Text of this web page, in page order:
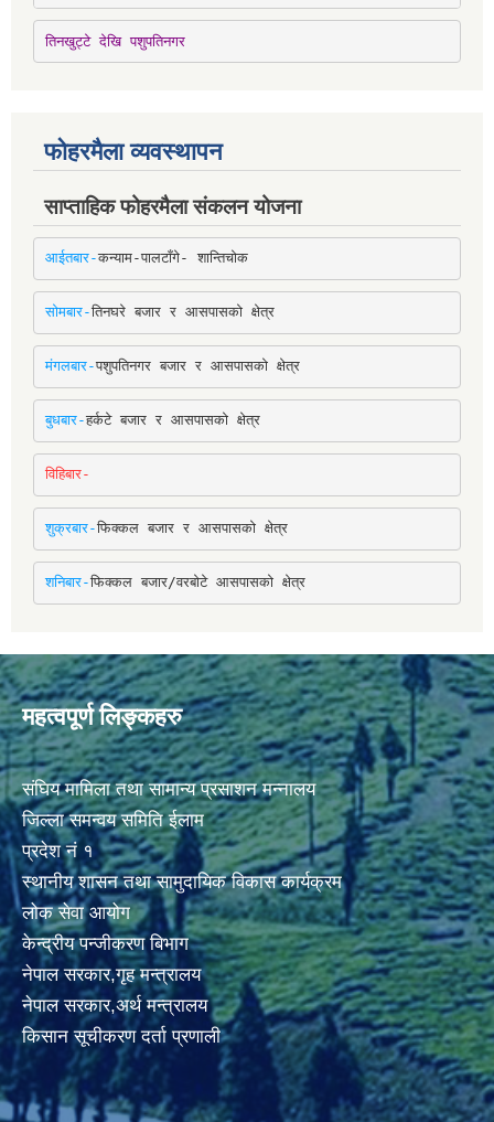
तिनखुट्टे देखि पशुपतिनगर
फोहरमैला व्यवस्थापन
साप्ताहिक फोहरमैला संकलन योजना
आईतबार-कन्याम-पालटाँगे- शान्तिचोक
सोमबार-तिनघरे बजार र आसपासको क्षेत्र
मंगलबार-पशुपतिनगर बजार र आसपासको क्षेत्र
बुधबार-हर्कटे बजार र आसपासको क्षेत्र
विहिबार-
शुक्रबार-फिक्कल बजार र आसपासको क्षेत्र
शनिबार-फिक्कल बजार/वरबोटे आसपासको क्षेत्र
महत्वपूर्ण लिङ्कहरु
संघिय मामिला तथा सामान्य प्रसाशन मन्नालय
जिल्ला समन्वय समिति ईलाम
प्रदेश नं १
स्थानीय शासन तथा सामुदायिक विकास कार्यक्रम
लोक सेवा आयोग
केन्द्रीय पन्जीकरण बिभाग
नेपाल सरकार,गृह मन्त्रालय
नेपाल सरकार,अर्थ मन्त्रालय
किसान सूचीकरण दर्ता प्रणाली